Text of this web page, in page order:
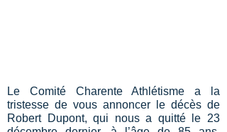
Le Comité Charente Athlétisme a la
tristesse de vous annoncer le décès de
Robert Dupont, qui nous a quitté le 23